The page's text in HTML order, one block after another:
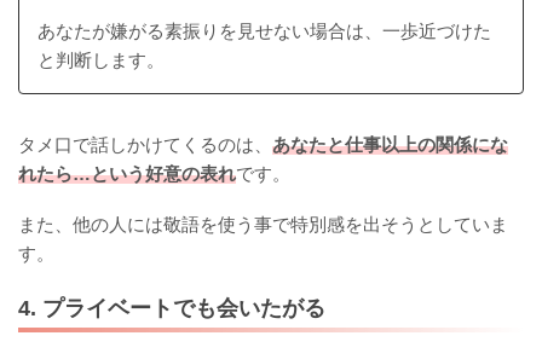
あなたが嫌がる素振りを見せない場合は、一歩近づけた
と判断します。
タメ口で話しかけてくるのは、 あなたと仕事以上の関係にな
れたら…という好意の表れです。
また、他の人には敬語を使う事で特別感を出そうとしていま
す。
4. プライベートでも会いたがる